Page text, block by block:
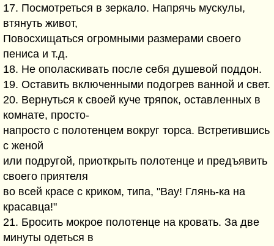
17. Посмотреться в зеркало. Напрячь мускулы,
втянуть живот,
Повосхищаться огромными размерами своего
пениса и т.д.
18. Не ополаскивать после себя душевой поддон.
19. Оставить включенными подогрев ванной и свет.
20. Вернуться к своей куче тряпок, оставленных в
комнате, просто-
напросто с полотенцем вокруг торса. Встретившись
с женой
или подругой, приоткрыть полотенце и предъявить
своего приятеля
во всей красе с криком, типа, "Вау! Глянь-ка на
красавца!"
21. Бросить мокрое полотенце на кровать. За две
минуты одеться в